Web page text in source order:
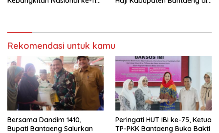
Rekomendasi untuk kamu
Bersama Dandim 1410,
Bupati Bantaeng Salurkan
Peringati HUT IBI ke-75, Ketua
TP-PKK Bantaeng Buka Bakti